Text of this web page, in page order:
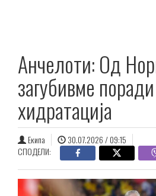
Анчелоти: Од
загубивме
хидратација
Екипа
30.07.2026 / 09:15
СПОДЕЛИ: